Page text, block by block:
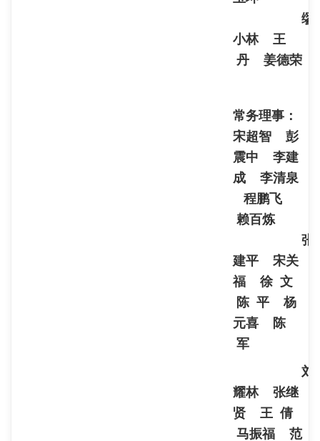
缪
小林 王
丹 姜德荣
常务理事：
宋超智 彭
震中 李建
成 李清泉
程鹏飞
赖百炼
张
建平 宋关
福 徐 文
陈 平
杨
元喜
陈
军
刘
耀林 张继
贤 王 倩
马振福 范